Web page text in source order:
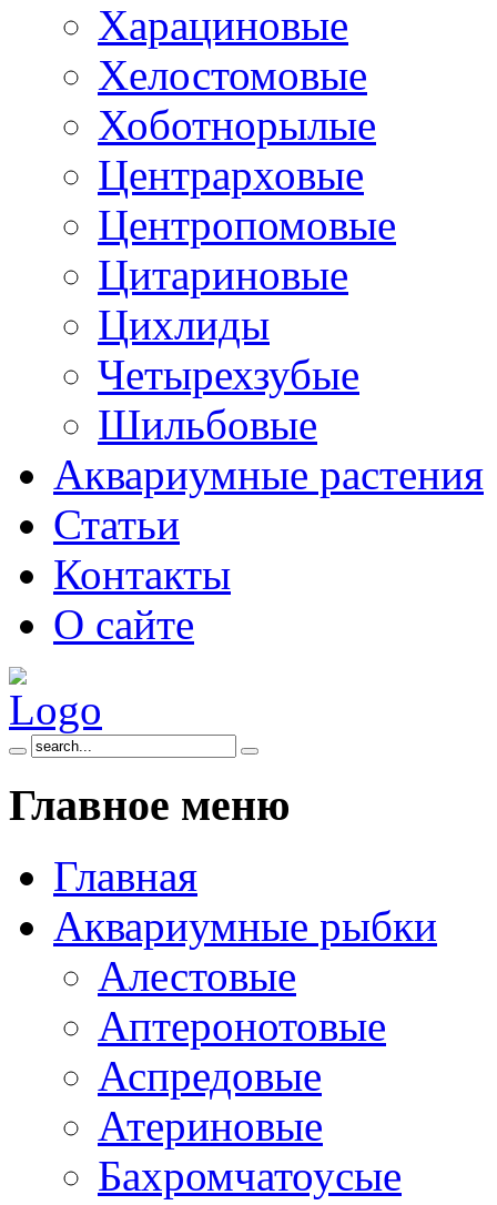
Харациновые
Хелостомовые
Хоботнорылые
Центрарховые
Центропомовые
Цитариновые
Цихлиды
Четырехзубые
Шильбовые
Аквариумные растения
Статьи
Контакты
О сайте
Главное меню
Главная
Аквариумные рыбки
Алестовые
Аптеронотовые
Аспредовые
Атериновые
Бахромчатоусые